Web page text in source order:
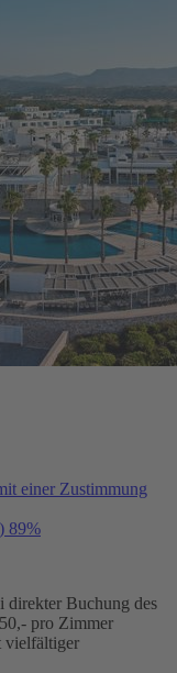
einer Zustimmung
89%
direkter Buchung des
pro Zimmer
vielfältiger